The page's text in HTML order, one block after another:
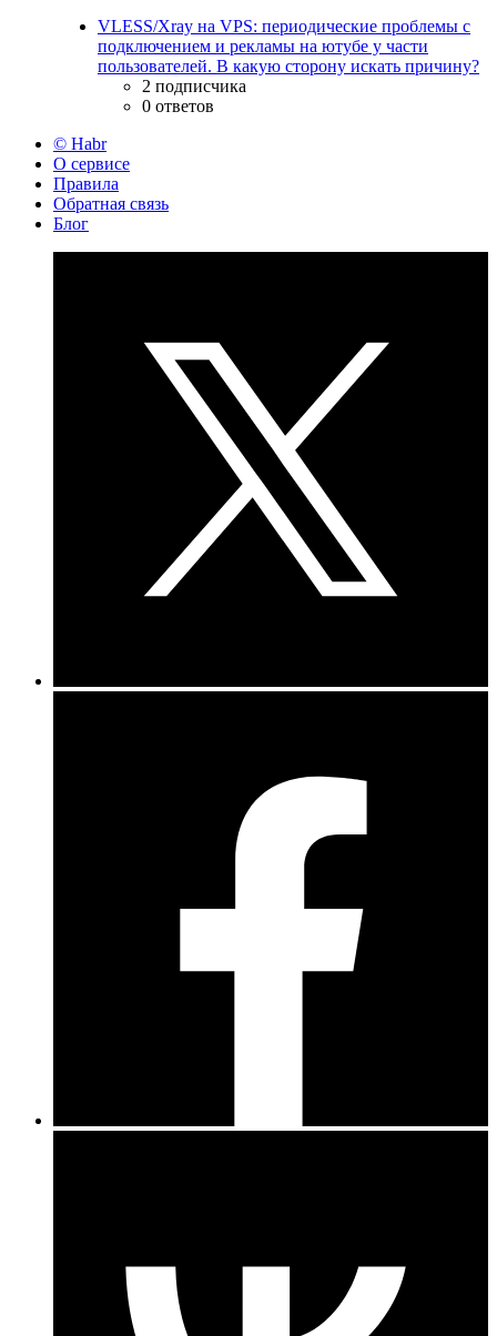
VLESS/Xray на VPS: периодические проблемы с
подключением и рекламы на ютубе у части
пользователей. В какую сторону искать причину?
2 подписчика
0 ответов
© Habr
О сервисе
Правила
Обратная связь
Блог